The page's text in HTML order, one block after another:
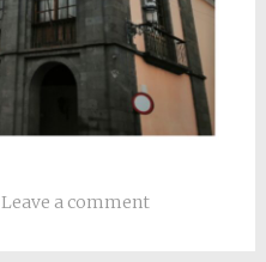
Leave a comment